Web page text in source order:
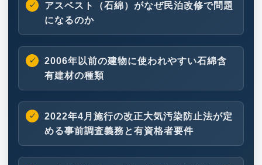
アスベスト（石綿）がなぜ民泊改修で問題
になるのか
2006年以前の建物に使われやすい石綿含
有建材の種類
2022年4月施行の改正大気汚染防止法が定
める事前調査義務と有資格者要件